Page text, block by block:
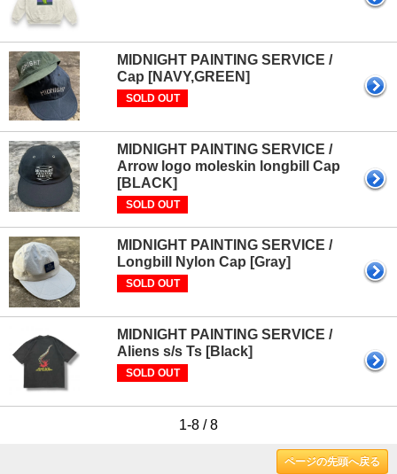
MIDNIGHT PAINTING SERVICE /
Cap [NAVY,GREEN]
SOLD OUT
MIDNIGHT PAINTING SERVICE /
Arrow logo moleskin longbill Cap
[BLACK]
SOLD OUT
MIDNIGHT PAINTING SERVICE /
Longbill Nylon Cap [Gray]
SOLD OUT
MIDNIGHT PAINTING SERVICE /
Aliens s/s Ts [Black]
SOLD OUT
1-8 / 8
ページの先頭へ戻る